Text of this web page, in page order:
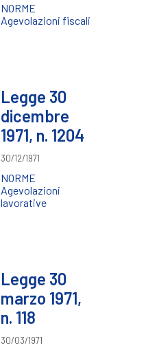
NORME
Agevolazioni fiscali
Legge 30
dicembre
1971, n. 1204
30/12/1971
NORME
Agevolazioni
lavorative
Legge 30
marzo 1971,
n. 118
30/03/1971